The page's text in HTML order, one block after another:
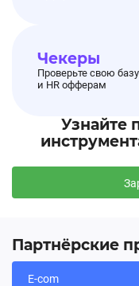
Чекеры
Проверьте свою
и HR офферам
Узнайте
Партнёрские